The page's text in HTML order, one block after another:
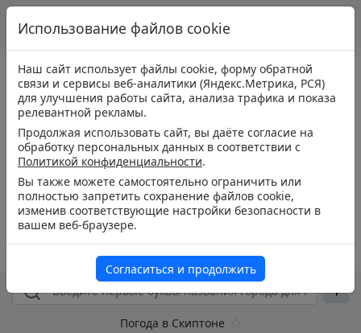
Погода в Скиптоне
Использование файлов cookie
Наш сайт использует файлы cookie, форму обратной
связи и сервисы веб-аналитики (Яндекс.Метрика, РСЯ)
для улучшения работы сайта, анализа трафика и показа
релевантной рекламы.
Продолжая использовать сайт, вы даёте согласие на
обработку персональных данных в соответствии с
Политикой конфиденциальности.
Вы также можете самостоятельно ограничить или
полностью запретить сохранение файлов cookie,
изменив соответствующие настройки безопасности в
вашем веб-браузере.
Согласиться и продолжить